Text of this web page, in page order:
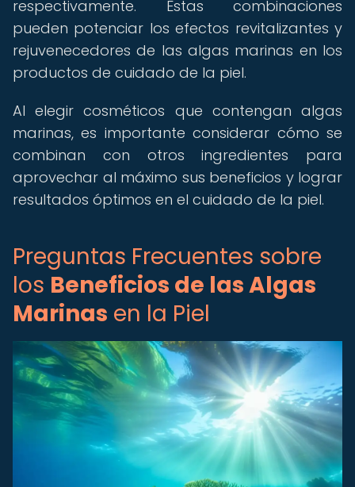
respectivamente. Estas combinaciones
pueden potenciar los efectos revitalizantes y
rejuvenecedores de las algas marinas en los
productos de cuidado de la piel.
Al elegir cosméticos que contengan algas
marinas, es importante considerar cómo se
combinan con otros ingredientes para
aprovechar al máximo sus beneficios y lograr
resultados óptimos en el cuidado de la piel.
Preguntas Frecuentes sobre
los Beneficios de las Algas
Marinas en la Piel